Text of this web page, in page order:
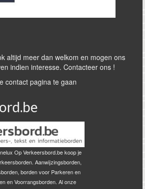
altijd meer dan welkom en mogen ons
indien interesse. Contacteer ons !
contact pagina te gaan
Op Verkeersbord.be koop je
Aanwijzingsborden,
borden voor Parkeren en
en Voorrangsborden. Al onze